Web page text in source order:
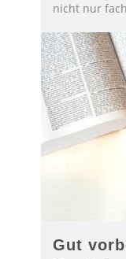
nicht nur
Gut